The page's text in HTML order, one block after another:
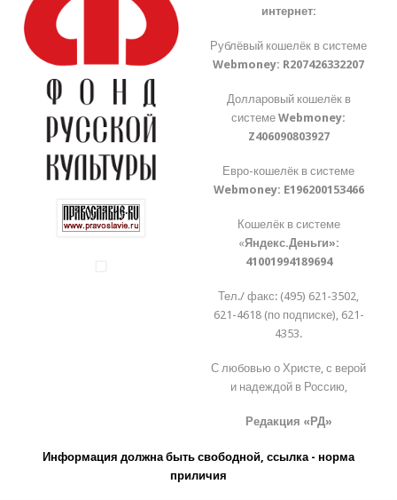
интернет:
Рублёвый кошелёк в системе
Webmoney: R207426332207
Долларовый кошелёк в
системеWebmoney:
Z406090803927
Евро-кошелёк в системе
Webmoney: E196200153466
Кошелёк в системе
«Яндекс.Деньги»:
41001994189694
Тел./ факс: (495) 621-3502,
621-4618 (по подписке), 621-
4353.
С любовью о Христе, с верой
и надеждой в Россию,
Редакция «РД»
Информация должна быть свободной, ссылка - норма
приличия